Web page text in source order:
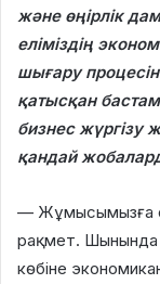
және өңірлік
еліміздің
шығару
қатысқан
бизнес жүргізу
қандай
— Жұмысымызға
рақмет. Шынында
көбіне